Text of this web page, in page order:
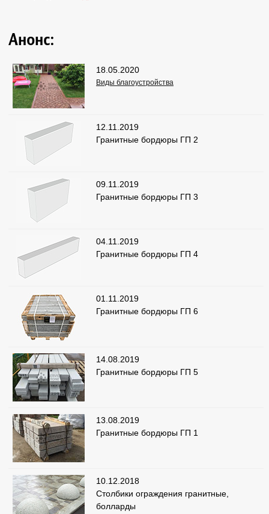
Анонс:
18.05.2020
Виды благоустройства
12.11.2019
Гранитные бордюры ГП 2
09.11.2019
Гранитные бордюры ГП 3
04.11.2019
Гранитные бордюры ГП 4
01.11.2019
Гранитные бордюры ГП 6
14.08.2019
Гранитные бордюры ГП 5
13.08.2019
Гранитные бордюры ГП 1
10.12.2018
Столбики ограждения гранитные,
болларды